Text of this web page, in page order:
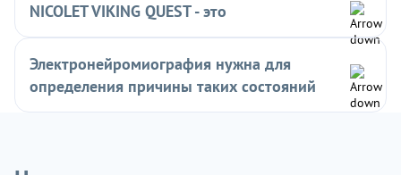
NICOLET VIKING QUEST - это
Электронейромиография нужна для
определения причины таких состояний